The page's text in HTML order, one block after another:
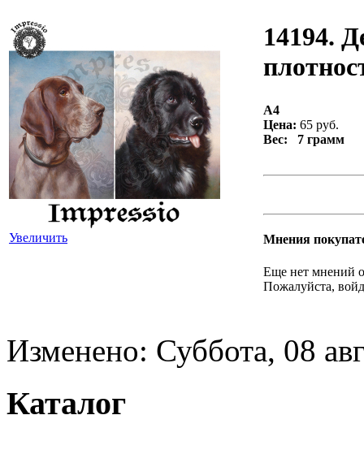
Увеличить
14194.
А4
Цена: 65 руб.
Вес: 7 грамм
Мнения
Еще нет мнений
Пожалуйста,
Изменено: Суббота, 08
Каталог